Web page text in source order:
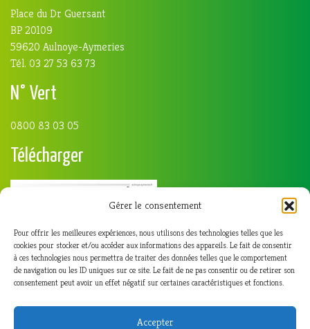
Gérer le consentement
Pour offrir les meilleures expériences, nous utilisons des technologies telles que les
cookies pour stocker et/ou accéder aux informations des appareils. Le fait de consentir
à ces technologies nous permettra de traiter des données telles que le comportement
de navigation ou les ID uniques sur ce site. Le fait de ne pas consentir ou de retirer son
consentement peut avoir un effet négatif sur certaines caractéristiques et fonctions.
Accepter
Place du Dr Guersant
BP 20109
59620 Aulnoye-Aymeries
Tél. 03 27 53 63 73
N° Vert
0800 83 03 05
Télécharger